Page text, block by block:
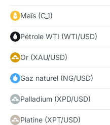
Maïs (C_1)
Pétrole WTI (WTI/USD)
Or (XAU/USD)
Gaz naturel (NG/USD)
Palladium (XPD/USD)
Platine (XPT/USD)